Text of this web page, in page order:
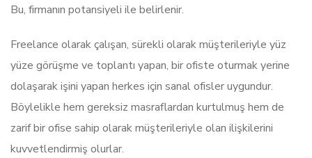
Bu, firmanın potansiyeli ile belirlenir.
Freelance olarak çalışan, sürekli olarak müşterileriyle yüz
yüze görüşme ve toplantı yapan, bir ofiste oturmak yerine
dolaşarak işini yapan herkes için sanal ofisler uygundur.
Böylelikle hem gereksiz masraflardan kurtulmuş hem de
zarif bir ofise sahip olarak müşterileriyle olan ilişkilerini
kuvvetlendirmiş olurlar.